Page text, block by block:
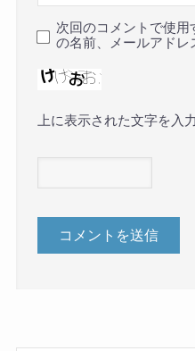
次回のコメントで使
の名前、メールアドレ
上に表示された文字を入